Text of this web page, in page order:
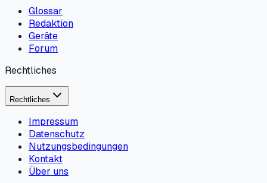
Glossar
Redaktion
Geräte
Forum
Rechtliches
Rechtliches
Impressum
Datenschutz
Nutzungsbedingungen
Kontakt
Über uns